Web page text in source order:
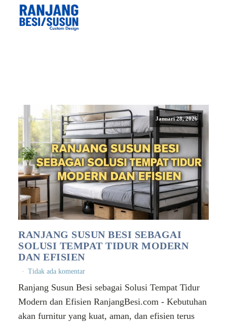
Januari 28, 2026
RANJANG SUSUN BESI SEBAGAI
SOLUSI TEMPAT TIDUR MODERN
DAN EFISIEN
Tidak ada komentar
Ranjang Susun Besi sebagai Solusi Tempat Tidur
Modern dan Efisien RanjangBesi.com - Kebutuhan
akan furnitur yang kuat, aman, dan efisien terus